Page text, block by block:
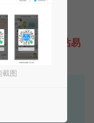
需要咨询本站易
价。
软件开发
截图